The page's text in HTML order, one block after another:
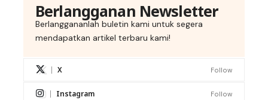
Berlangganan Newsletter
Berlanggananlah buletin kami untuk segera
mendapatkan artikel terbaru kami!
X Follow
Instagram Follow